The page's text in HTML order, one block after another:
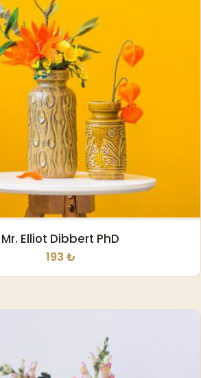
Mr. Elliot Dibbert PhD
193 ₺